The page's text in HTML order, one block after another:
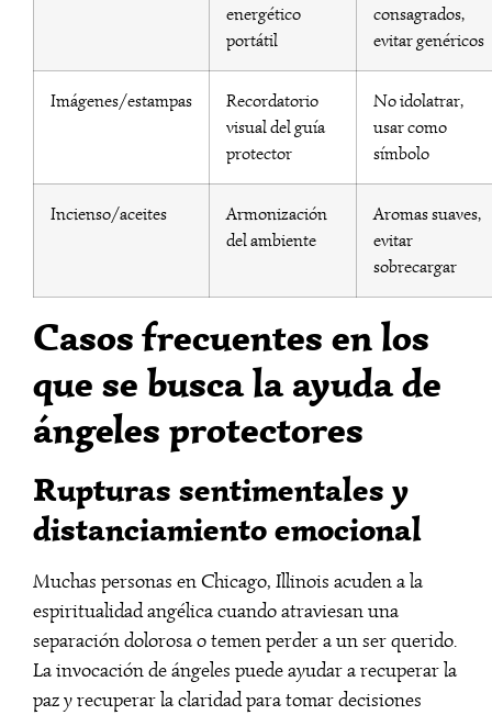
energético
portátil
consagrados,
evitar genéricos
Imágenes/estampas
Recordatorio
visual del guía
protector
No idolatrar,
usar como
símbolo
Incienso/aceites
Armonización
del ambiente
Aromas suaves,
evitar
sobrecargar
Casos frecuentes en los
que se busca la ayuda de
ángeles protectores
Rupturas sentimentales y
distanciamiento emocional
Muchas personas en Chicago, Illinois acuden a la
espiritualidad angélica cuando atraviesan una
separación dolorosa o temen perder a un ser querido.
La invocación de ángeles puede ayudar a recuperar la
paz y recuperar la claridad para tomar decisiones